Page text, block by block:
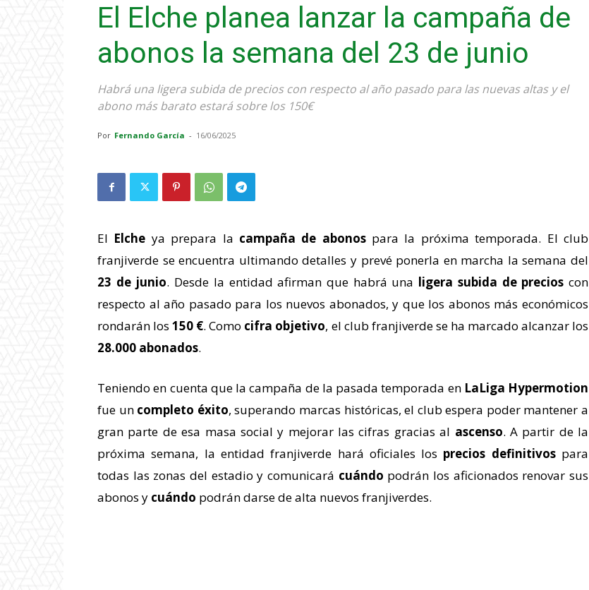
El Elche planea lanzar la campaña de
abonos la semana del 23 de junio
Habrá una ligera subida de precios con respecto al año pasado para las nuevas altas y el
abono más barato estará sobre los 150€
Por Fernando García - 16/06/2025
El Elche ya prepara la campaña de abonospara la próxima temporada. El club
franjiverde se encuentra ultimando detalles y prevé ponerla en marcha la semana del
23 de junio. Desde la entidad afirman que habrá una ligera subida de precios con
respecto al año pasado para los nuevos abonados, y que los abonos más económicos
rondarán los150 €. Como cifra objetivo, el club franjiverde se ha marcado alcanzar los
28.000 abonados.
Teniendo en cuenta que la campaña de la pasada temporada en LaLiga Hypermotion
fue un completo éxito, superando marcas históricas, el club espera poder mantener a
gran parte de esa masa social y mejorar las cifras gracias al ascenso. A partir de la
próxima semana, la entidad franjiverde hará oficiales los precios definitivospara
todas las zonas del estadio y comunicará cuándo podrán los aficionados renovar sus
abonos y cuándo podrán darse de alta nuevos franjiverdes.